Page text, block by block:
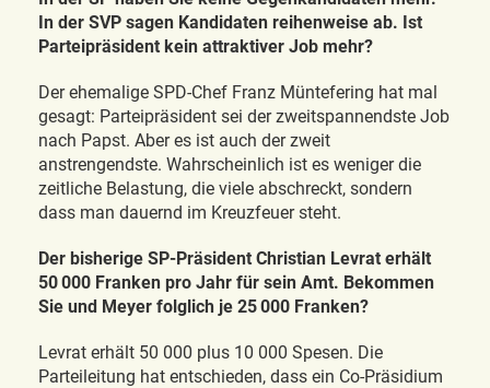
In der SVP sagen Kandidaten reihenweise ab. Ist
Parteipräsident kein attraktiver Job mehr?
Der ehemalige SPD-Chef Franz Müntefering hat mal
gesagt: Parteipräsident sei der zweitspannendste Job
nach Papst. Aber es ist auch der zweit
anstrengendste. Wahrscheinlich ist es weniger die
zeitliche Belastung, die viele abschreckt, sondern
dass man dauernd im Kreuzfeuer steht.
Der bisherige SP-Präsident Christian Levrat erhält
50 000 Franken pro Jahr für sein Amt. Bekommen
Sie und Meyer folglich je 25 000 Franken?
Levrat erhält 50 000 plus 10 000 Spesen. Die
Parteileitung hat entschieden, dass ein Co-Präsidium